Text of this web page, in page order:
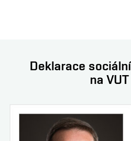
Deklarace
na VUT